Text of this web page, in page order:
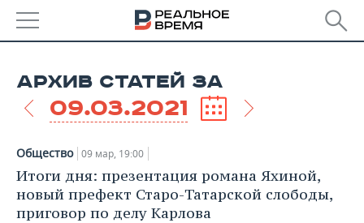
УДМУРТИЯ
НОВОСТИ
НОВОСТИ АНАЛИТИКИ
ДЕКЛАРАЦИИ О ДОХОДАХ
ЭКОНОМИКА
НОВОСТИ ЭКОНОМИКИ
ПРОМЫШЛЕННОСТЬ
АРХИВ СТАТЕЙ ЗА
09.03.2021
Общество 09 мар, 19:00
Итоги дня: презентация романа Яхиной,
новый префект Старо-Татарской слободы,
приговор по делу Карлова